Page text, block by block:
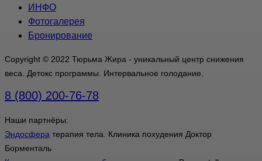
ИНФО
Фотогалерея
Бронирование
Copyright © 2022 Тюрьма Жира - уникальный центр снижения
веса. Детокс программы. Интервальное голодание.
8 (800) 200-76-78
Наши партнёры:
Эндосфера терапия тела. Клиника похудения Доктор
Борменталь